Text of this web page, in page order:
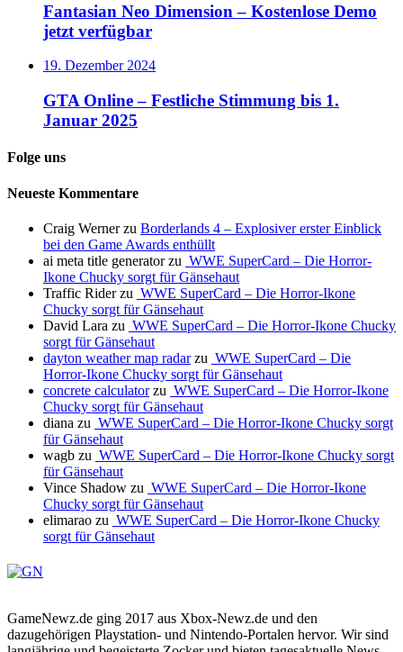
Fantasian Neo Dimension – Kostenlose Demo
jetzt verfügbar
19. Dezember 2024
GTA Online – Festliche Stimmung bis 1.
Januar 2025
Folge uns
Neueste Kommentare
Craig Wernerzu Borderlands 4 – Explosiver erster Einblick
bei den Game Awards enthüllt
ai meta title generatorzu WWE SuperCard – Die Horror-
Ikone Chucky sorgt für Gänsehaut
Traffic Riderzu WWE SuperCard – Die Horror-Ikone
Chucky sorgt für Gänsehaut
David Lara zu WWE SuperCard – Die Horror-Ikone Chucky
sorgt für Gänsehaut
dayton weather map radarzu WWE SuperCard – Die
Horror-Ikone Chucky sorgt für Gänsehaut
concrete calculatorzu WWE SuperCard – Die Horror-Ikone
Chucky sorgt für Gänsehaut
diana zu WWE SuperCard – Die Horror-Ikone Chucky sorgt
für Gänsehaut
wagb zu WWE SuperCard – Die Horror-Ikone Chucky sorgt
für Gänsehaut
Vince Shadow zu WWE SuperCard – Die Horror-Ikone
Chucky sorgt für Gänsehaut
elimarao zu WWE SuperCard – Die Horror-Ikone Chucky
sorgt für Gänsehaut
GameNewz.de ging 2017 aus Xbox-Newz.de und den
dazugehörigen Playstation- und Nintendo-Portalen hervor. Wir sind